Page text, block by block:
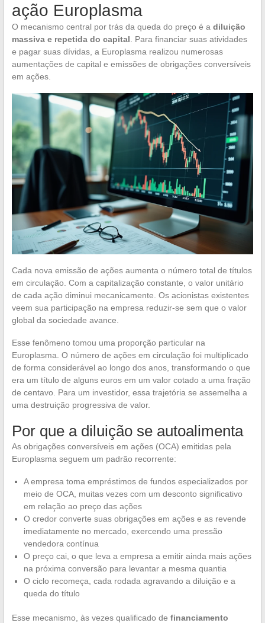
ação Europlasma
O mecanismo central por trás da queda do preço é a diluição
massiva e repetida do capital . Para financiar suas atividades
e pagar suas dívidas, a Europlasma realizou numerosas
aumentações de capital e emissões de obrigações conversíveis
em ações.
Cada nova emissão de ações aumenta o número total de títulos
em circulação. Com a capitalização constante, o valor unitário
de cada ação diminui mecanicamente. Os acionistas existentes
veem sua participação na empresa reduzir-se sem que o valor
global da sociedade avance.
Esse fenômeno tomou uma proporção particular na
Europlasma. O número de ações em circulação foi multiplicado
de forma considerável ao longo dos anos, transformando o que
era um título de alguns euros em um valor cotado a uma fração
de centavo. Para um investidor, essa trajetória se assemelha a
uma destruição progressiva de valor.
Por que a diluição se autoalimenta
As obrigações conversíveis em ações (OCA) emitidas pela
Europlasma seguem um padrão recorrente:
A empresa toma empréstimos de fundos especializados por
meio de OCA, muitas vezes com um desconto significativo
em relação ao preço das ações
O credor converte suas obrigações em ações e as revende
imediatamente no mercado, exercendo uma pressão
vendedora contínua
O preço cai, o que leva a empresa a emitir ainda mais ações
na próxima conversão para levantar a mesma quantia
O ciclo recomeça, cada rodada agravando a diluição e a
queda do título
Esse mecanismo, às vezes qualificado de financiamento